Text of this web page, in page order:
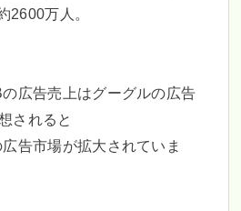
2600万人。
広告売上はグーグルの広告
されると
告市場が拡大されていま